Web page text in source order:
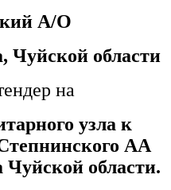
А/О
Чуйской области
на
узла к
АА
области.